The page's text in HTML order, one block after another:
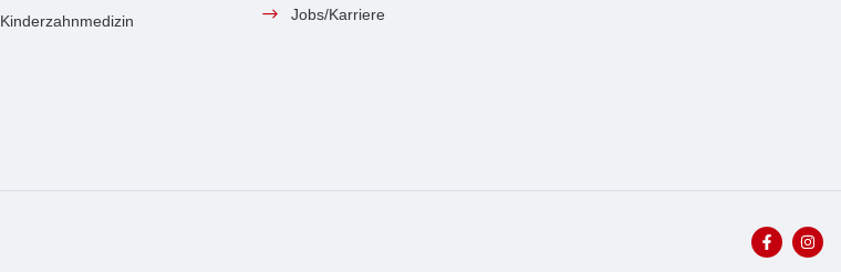
Kinderzahnmedizin
Jobs/Karriere